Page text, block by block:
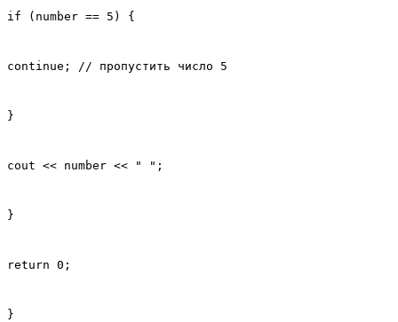
if (number == 5) {
continue; // пропустить число 5
}
cout << number << " ";
}
return 0;
}